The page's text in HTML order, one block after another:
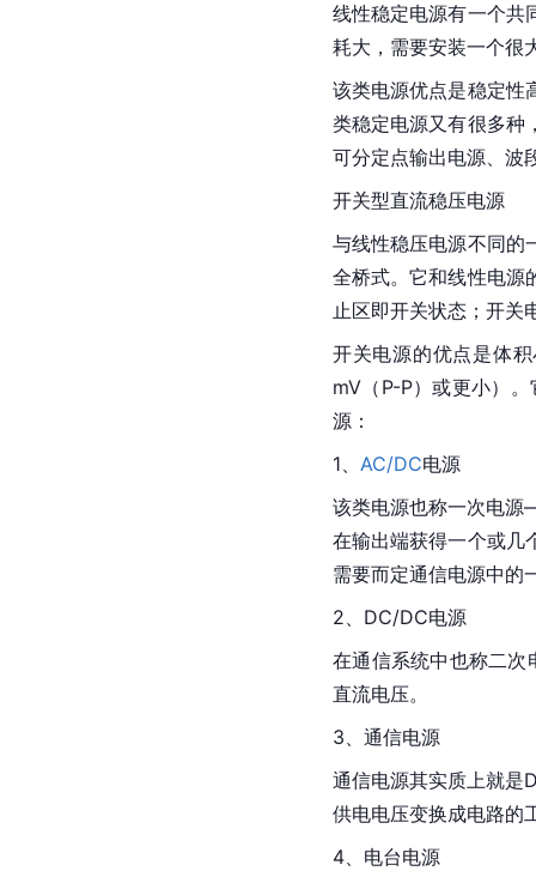
线性稳定电源有一个共
耗大，需要安装一个很
该类电源优点是稳定性
类稳定电源又有很多种
可分定点输出电源、 波
开关型直流稳压电源
与线性稳压电源不同的
全桥式。它和线性电源
止区即开关状态； 开关
开关电源的优点是体
mV（P-P）或更小）
源：
1、 AC/DC电源
该类电源也称一次电
在输出端获得一个或几
需要而定通信电源中
2、DC/DC电源
在通信系统中也称二次
直流电压。
3、通信电源
通信电源其实质上就是
供电电压变换成电路的
4、电台电源